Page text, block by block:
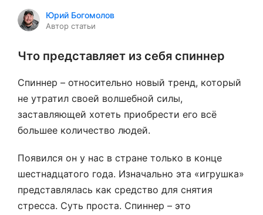
Юрий Богомолов
Автор статьи
Что представляет из себя спиннер
Спиннер – относительно новый тренд, который
не утратил своей волшебной силы,
заставляющей хотеть приобрести его всё
большее количество людей.
Появился он у нас в стране только в конце
шестнадцатого года. Изначально эта «игрушка»
представлялась как средство для снятия
стресса. Суть проста. Спиннер – это